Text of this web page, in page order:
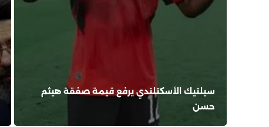
سيلتيك الأسكتلندي يرفع قيمة صفقة هيثم
حسن